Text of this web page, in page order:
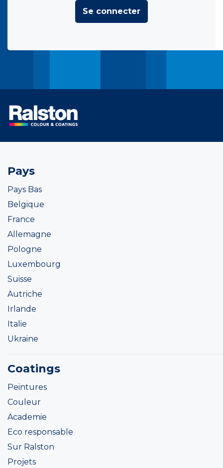
Se connecter
Pays
Pays Bas
Belgique
France
Allemagne
Pologne
Luxembourg
Suisse
Autriche
Irlande
Italie
Ukraine
Coatings
Peintures
Couleur
Academie
Eco responsable
Sur Ralston
Projets